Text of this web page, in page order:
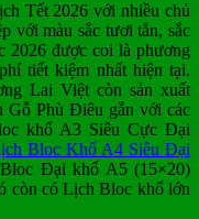
Tết 2026 với nhiều chủ
với màu sắc tươi tắn, sắc
2026 được coi là phương
tiết kiệm nhất hiện tại.
Lai Việt còn sản xuất
Gỗ Phù Điêu gắn với các
khổ A3 Siêu Cực Đại
Bloc Khổ A4 Siêu Đại
Đại khổ A5 (15×20)
còn có Lịch Bloc khổ lớn